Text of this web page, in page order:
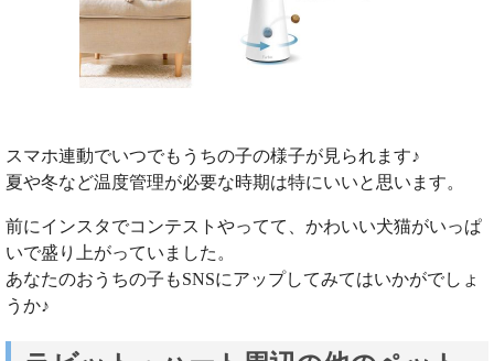
スマホ連動でいつでもうちの子の様子が見られます♪
夏や冬など温度管理が必要な時期は特にいいと思います。
前にインスタでコンテストやってて、かわいい犬猫がいっぱ
いで盛り上がっていました。
あなたのおうちの子もSNSにアップしてみてはいかがでしょ
うか♪